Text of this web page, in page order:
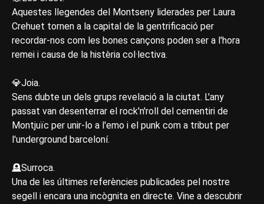
Aquestes llegendes del Montseny liderades per Laura
Crehuet tornen a la capital de la gentrificació per
recordar-nos com les bones cançons poden ser a l'hora
remei i causa de la histèria col·lectiva.
💎Joia.
Sens dubte un dels grups revelació a la ciutat. L'any
passat van desenterrar el rock'n'roll del cementiri de
Montjuïc per unir-lo a l'emo i el punk com a tribut per
l'underground barceloní.
🪦Surroca.
Una de les últimes referències publicades pel nostre
segell i encara una incògnita en directe. Vine a descubrir